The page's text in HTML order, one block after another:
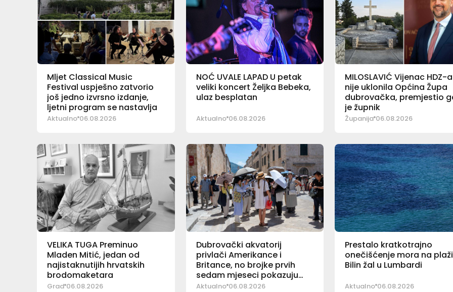
Mljet Classical Music
Festival uspješno zatvorio
još jedno izvrsno izdanje,
ljetni program se nastavlja
Aktualno 06.08.2026
NOĆ UVALE LAPAD U petak
veliki koncert Željka Bebeka,
ulaz besplatan
Aktualno 06.08.2026
MILOSLAVIĆ Vijenac HDZ-a
nije uklonila Općina Župa
dubrovačka, premjestio
je župnik
Županija 06.08.2026
VELIKA TUGA Preminuo
Mladen Mitić, jedan od
najistaknutijih hrvatskih
brodomaketara
Grad 06.08.2026
Dubrovački akvatorij
privlači Amerikance i
Britance, no brojke prvih
sedam mjeseci pokazuju
pad
Aktualno 06.08.2026
Prestalo kratkotrajno
onečišćenje mora na plaži
Bilin žal u Lumbardi
Aktualno 06.08.2026